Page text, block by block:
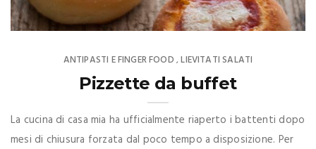
ANTIPASTI E FINGER FOOD ,LIEVITATI SALATI
Pizzette da buffet
La cucina di casa mia ha ufficialmente riaperto i battenti dopo
mesi di chiusura forzata dal poco tempo a disposizione. Per